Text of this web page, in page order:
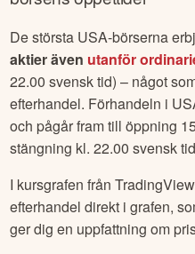
De största USA-börserna
aktier även utanför
22.00 svensk tid) – något
efterhandel. Förhandeln i
och pågår fram till öppning
stängning kl. 22.00 svensk
I kursgrafen från
efterhandel direkt i grafen,
ger dig en uppfattning om